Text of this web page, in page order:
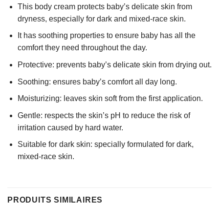
This body cream protects baby’s delicate skin from
dryness, especially for dark and mixed-race skin.
It has soothing properties to ensure baby has all the
comfort they need throughout the day.
Protective: prevents baby’s delicate skin from drying out.
Soothing: ensures baby’s comfort all day long.
Moisturizing: leaves skin soft from the first application.
Gentle: respects the skin’s pH to reduce the risk of
irritation caused by hard water.
Suitable for dark skin: specially formulated for dark,
mixed-race skin.
PRODUITS SIMILAIRES